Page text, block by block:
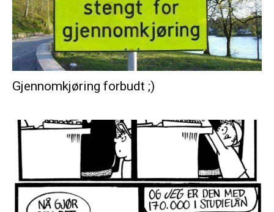
Gjennomkjøring forbudt ;)